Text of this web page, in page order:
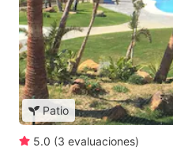
Patio
5.0 (3 evaluaciones)